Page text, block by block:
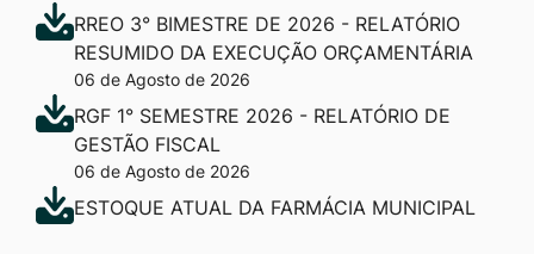
RREO 3° BIMESTRE DE 2026 - RELATÓRIO
RESUMIDO DA EXECUÇÃO ORÇAMENTÁRIA
06 de Agosto de 2026
RGF 1° SEMESTRE 2026 - RELATÓRIO DE
GESTÃO FISCAL
06 de Agosto de 2026
ESTOQUE ATUAL DA FARMÁCIA MUNICIPAL